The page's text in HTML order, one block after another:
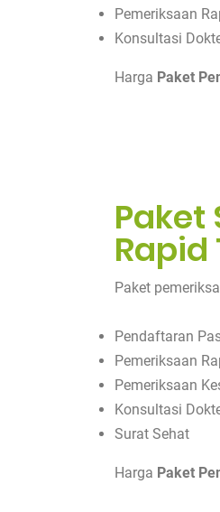
Pemeriksaan
Konsultasi
Harga Paket
Paket
Rapid
Paket
Pendaftaran
Pemeriksaan
Pemeriksaan
Konsultasi
Surat Sehat
Harga Paket